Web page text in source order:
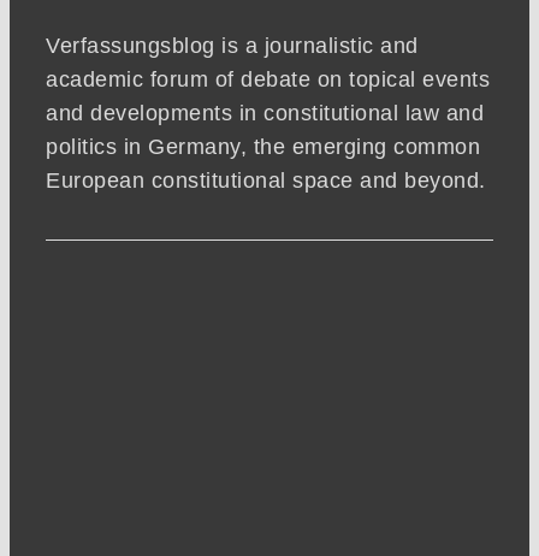
Verfassungsblog is a journalistic and
academic forum of debate on topical events
and developments in constitutional law and
politics in Germany, the emerging common
European constitutional space and beyond.